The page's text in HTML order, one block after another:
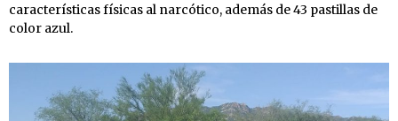
características físicas al narcótico, además de 43 pastillas de
color azul.